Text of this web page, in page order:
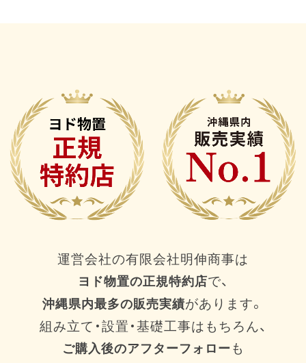
運営会社の有限会社明伸商事は
ヨド物置の正規特約店で、
沖縄県内最多の販売実績があります。
組み立て・設置・基礎工事はもちろん、
ご購入後のアフターフォローも